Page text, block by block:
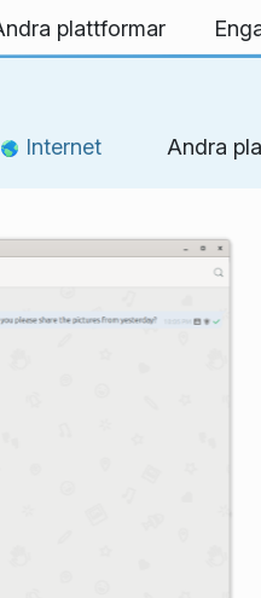
plattformar
Internet Andra